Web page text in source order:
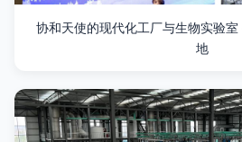
协和天使的现代化工厂与生物实验
地